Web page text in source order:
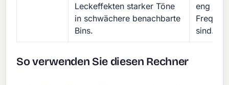
Leckeffekten starker Töne
in schwächere benachbarte
Bins.
eng
sind.
So verwenden Sie diesen Rechner